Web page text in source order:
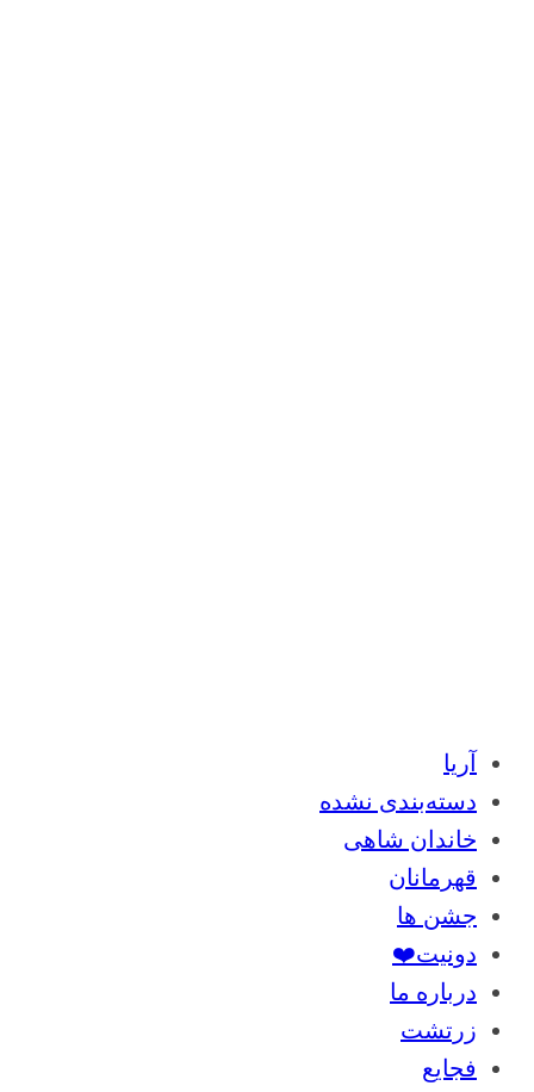
آریا
دسته‌بندی نشده
خاندان شاهی
قهرمانان
جشن ها
دونیت❤️
درباره ما
زرتشت
فجایع